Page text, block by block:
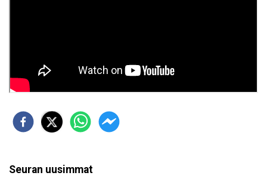
Seuran uusimmat